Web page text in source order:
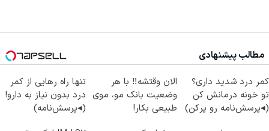
مطالب پیشنهادی
کمر درد شدید داری؟
تو خونه درمانش کن
(◂پرسش‌نامه رو پرکن)
الان وقتشه‼️ با هر
وضعیت بانک مو، موی
طبیعی بکار!
تنها راه رهایی از کمر
درد بدون نیاز به دارو!
(◂پرسش‌نامه)